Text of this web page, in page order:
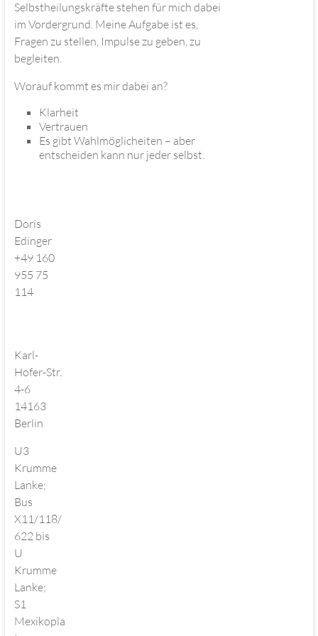
Selbstheilungskräfte stehen für mich dabei
im Vordergrund. Meine Aufgabe ist es,
Fragen zu stellen, Impulse zu geben, zu
begleiten.
Worauf kommt es mir dabei an?
Klarheit
Vertrauen
Es gibt Wahlmöglicheiten – aber
entscheiden kann nur jeder selbst.
Doris
Edinger
+49 160
955 75
114
Karl-
Hofer-Str.
4-6
14163
Berlin
U3
Krumme
Lanke;
Bus
X11/118/
622 bis
U
Krumme
Lanke;
S1
Mexikopla